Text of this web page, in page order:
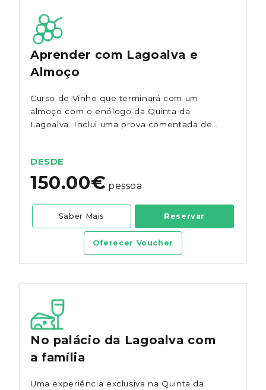
Aprender com Lagoalva e
Almoço
Curso de Vinho que terminará com um
almoço com o enólogo da Quinta da
Lagoalva. Inclui uma prova comentada de
DESDE
150.00€ pessoa
Saber Mais Reservar
Oferecer Voucher
No palácio da Lagoalva com
a família
Uma experiência exclusiva na Quinta da